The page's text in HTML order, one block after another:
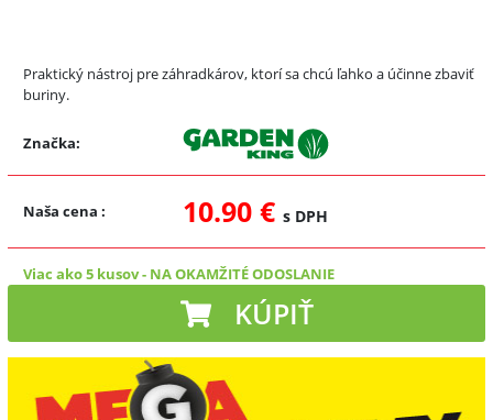
Praktický nástroj pre záhradkárov, ktorí sa chcú ľahko a účinne zbaviť
buriny.
Značka:
Naša cena : 10.90 € s DPH
Viac ako 5 kusov- NA OKAMŽITÉ ODOSLANIE
KÚPIŤ